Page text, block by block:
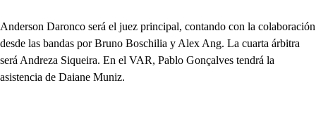
Anderson Daronco será el juez principal, contando con la colaboración
desde las bandas por Bruno Boschilia y Alex Ang. La cuarta árbitra
será Andreza Siqueira. En el VAR, Pablo Gonçalves tendrá la
asistencia de Daiane Muniz.